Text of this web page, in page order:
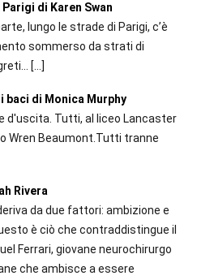
Parigi di Karen Swan
lungo le strade di Parigi, c’è
sommerso da strati di
[…]
baci di Monica Murphy
d'uscita. Tutti, al liceo Lancaster
Wren Beaumont.Tutti tranne
Rivera
da due fattori: ambizione e
è ciò che contraddistingue il
Ferrari, giovane neurochirurgo
che ambisce a essere